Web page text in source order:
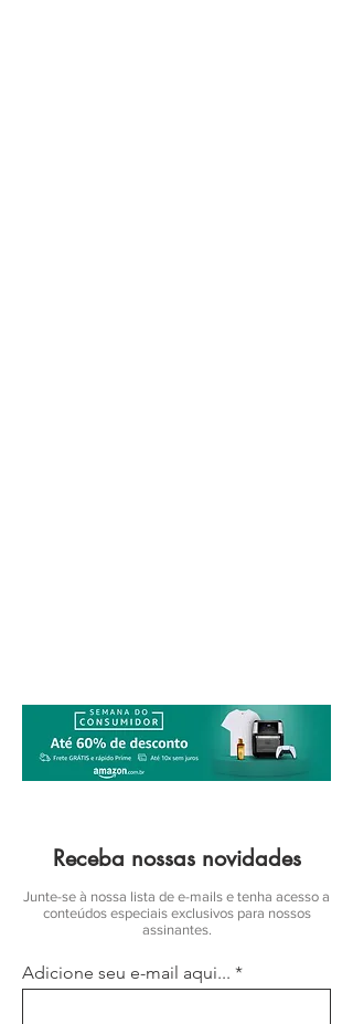
Receba nossas novidades
Junte-se à nossa lista de e-mails e tenha acesso a
conteúdos especiais exclusivos para nossos
assinantes.
Adicione seu e-mail aqui...